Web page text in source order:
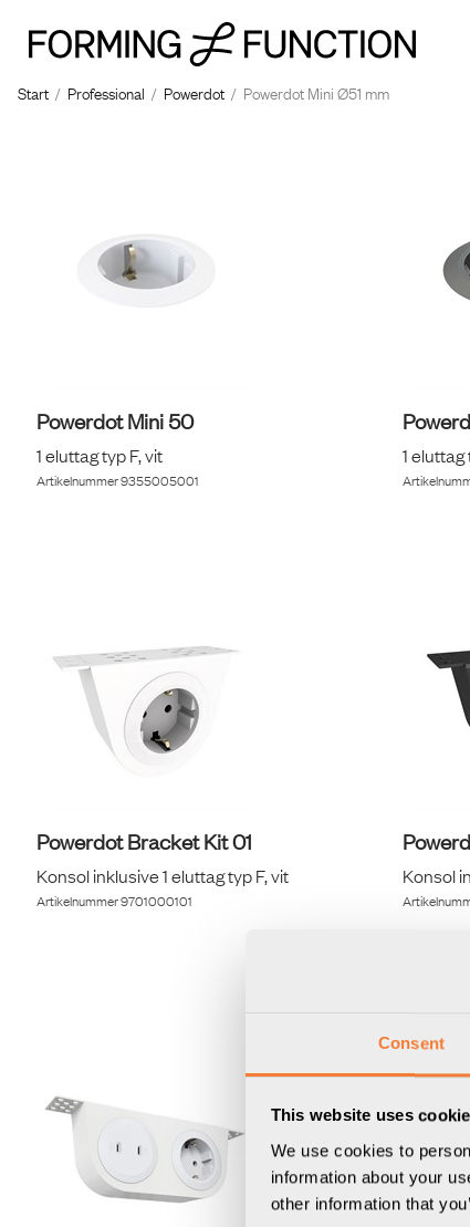
Consent
This website uses
We use cookies to
information about your
other information that
Start / Professional / Powerdot / Powerdot Mini Ø51 mm
Powerdot Mini 50
1 eluttag typ F, vit
Artikelnummer9355005001
1
Powerdot Bracket Kit 01
Konsol inklusive 1 eluttag typ F, vit
Artikelnummer9701000101
Konsol